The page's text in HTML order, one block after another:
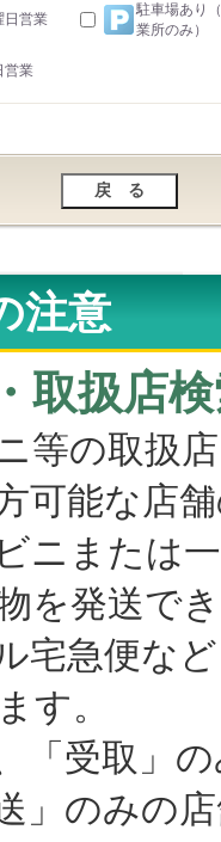
日営業
駐車場あり
業所のみ）
営業
注意
取扱店
等の取扱
可能な店
たは一
を発送で
便など
す。
受取」の
のみの店